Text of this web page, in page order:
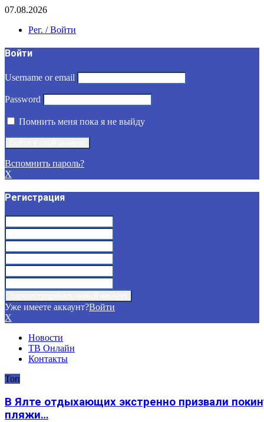
07.08.2026
Рег. / Войти
Войти
Username or email
Password
Помнить меня пока я не выйду
Вспомнить пароль?
X
Регистрация
Уже имеете аккаунт?Войти
X
Новости
ТВ Онлайн
Контакты
Топ
В Ялте отдыхающих экстренно призвали
пляжи…